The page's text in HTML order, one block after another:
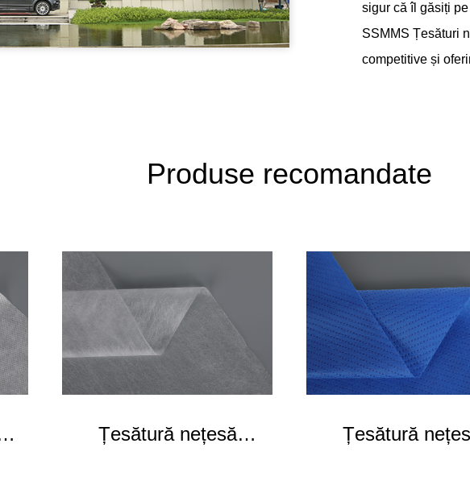
sigur că îl găsiți
SSMMS Țesături
competitive și
Produse recomandate
Țesătură nețesă
Țesătură